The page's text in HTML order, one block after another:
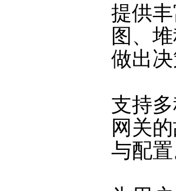
提供
图、
做出
支持
网关
与配